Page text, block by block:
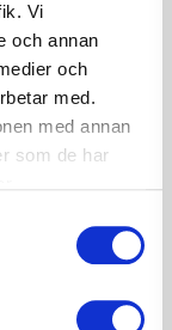
Vi
och annan
och
med.
med annan
som de har